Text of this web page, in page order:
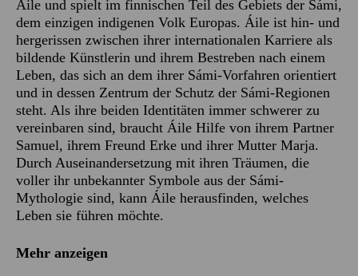
Áile und spielt im finnischen Teil des Gebiets der Sámi,
dem einzigen indigenen Volk Europas. Áile ist hin- und
hergerissen zwischen ihrer internationalen Karriere als
bildende Künstlerin und ihrem Bestreben nach einem
Leben, das sich an dem ihrer Sámi-Vorfahren orientiert
und in dessen Zentrum der Schutz der Sámi-Regionen
steht. Als ihre beiden Identitäten immer schwerer zu
vereinbaren sind, braucht Áile Hilfe von ihrem Partner
Samuel, ihrem Freund Erke und ihrer Mutter Marja.
Durch Auseinandersetzung mit ihren Träumen, die
voller ihr unbekannter Symbole aus der Sámi-
Mythologie sind, kann Áile herausfinden, welches
Leben sie führen möchte.
Mehr anzeigen